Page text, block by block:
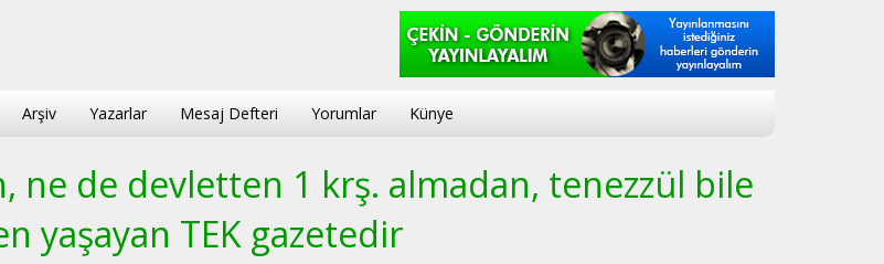
Arşiv Yazarlar Mesaj Defteri Yorumlar Künye
ne de devletten 1 krş. almadan, tenezzül bile
yaşayan TEK gazetedir